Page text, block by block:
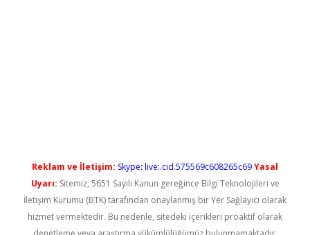
Reklam ve İletişim: Skype: live:.cid.575569c608265c69Yasal
Uyarı: Sitemiz, 5651 Sayılı Kanun gereğince Bilgi Teknolojileri ve
İletişim Kurumu (BTK) tarafından onaylanmış bir Yer Sağlayıcı olarak
hizmet vermektedir. Bu nedenle, sitedeki içerikleri proaktif olarak